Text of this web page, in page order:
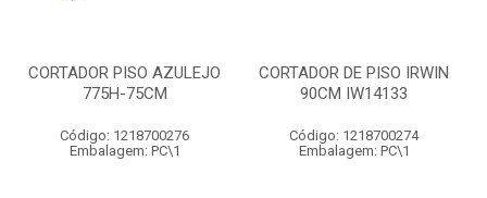
CORTADOR PISO AZULEJO
775H-75CM
Código: 1218700276
Embalagem: PC\1
CORTADOR DE PISO IRWIN
90CM IW14133
Código: 1218700274
Embalagem: PC\1